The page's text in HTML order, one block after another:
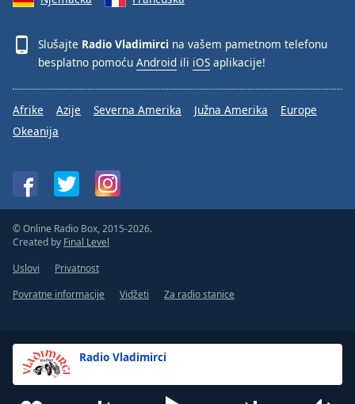
Radio Vladimirci
Slušajte Radio Vladimirci na vašem pametnom telefonu
besplatno pomoću Android ili iOS aplikacije!
Afrike Azije Severna Amerika Južna Amerika
Europe
Okeanija
© Online Radio Box, 2015-2026.
Created by Final Level
Uslovi
Privatnost
Povratne informacije
Vidžeti Za radio stanice